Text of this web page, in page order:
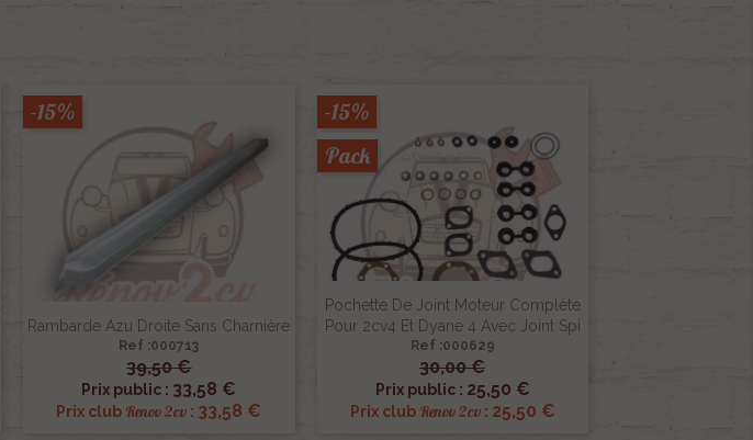
Rambarde Azu Droite Sans Charnière
Ref :000713
39,50 €
Prix public : 33,58 €
Prix club Renov 2cv : 33,58 €
-15%
 Aperçu rapide
Pochette De Joint Moteur Complète
Pour 2cv4 Et Dyane 4 Avec Joint Spi
Ref :000629
30,00 €
Prix public : 25,50 €
Prix club Renov 2cv: 25,50 €
-15%
Pack
 Aperçu rapide